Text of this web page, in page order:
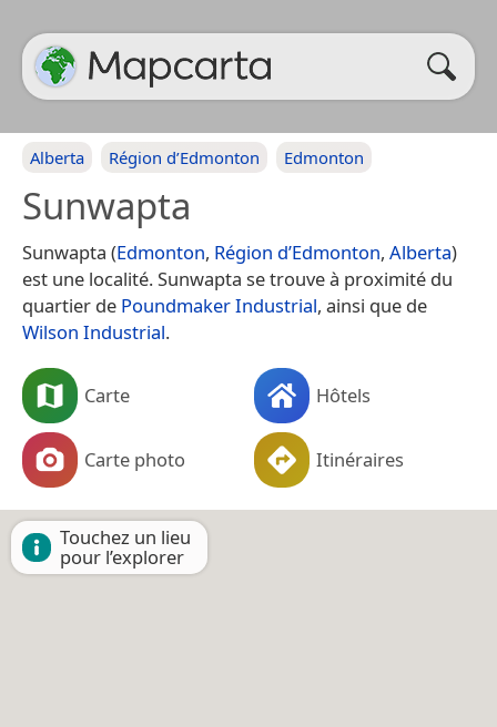
Alberta Région d’Edmonton Edmonton
Sunwapta
Sunwapta (Edmonton, Région d’Edmonton, Alberta)
est une localité. Sunwapta se trouve à proximité du
quartier de Poundmaker Industrial, ainsi que de
Wilson Industrial.
Carte Hôtels
Carte photo Itinéraires
Touchez un lieu
pour l’explorer